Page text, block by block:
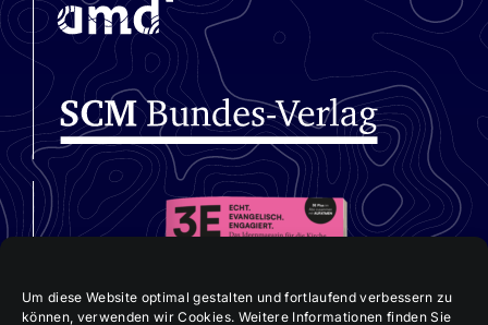
Um diese Website optimal gestalten und fortlaufend verbessern zu
können, verwenden wir Cookies. Weitere Informationen finden Sie